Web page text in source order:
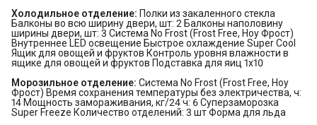
Холодильное отделение: Полки из закаленного стекла
Балконы во всю ширину двери, шт: 2 Балконы наполовину
ширины двери, шт: 3 Система No Frost (Frost Free, Ноу Фрост)
Внутреннее LED освещение Быстрое охлаждение Super Cool
Ящик для овощей и фруктов Контроль уровня влажности в
ящике для овощей и фруктов Подставка для яиц 1x10
Морозильное отделение: Система No Frost (Frost Free, Ноу
Фрост) Время сохранения температуры без электричества, ч:
14 Мощность замораживания, кг/24 ч: 6 Суперзаморозка
Super Freeze Количество отделений: 3 шт Форма для льда